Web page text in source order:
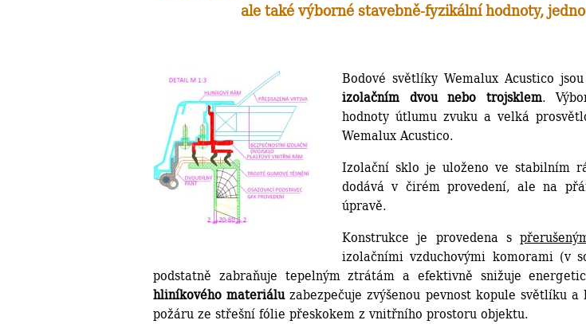
ale také výborné stavebně-fyzikální hodnoty,
Bodové světlíky Wemalux Acustico
izolačním dvou nebo trojsklem.
hodnoty útlumu zvuku a velká
Wemalux Acustico.
Izolační sklo je uloženo ve stabilním
dodává v čirém provedení, ale na
úpravě.
Konstrukce je provedena s
izolačními vzduchovými komorami (v
podstatně zabraňuje tepelným ztrátám a efektivně snižuje
hliníkového materiáluzabezpečuje zvýšenou pevnost kopule světlíku
požáru ze střešní fólie přeskokem z vnitřního prostoru objektu.